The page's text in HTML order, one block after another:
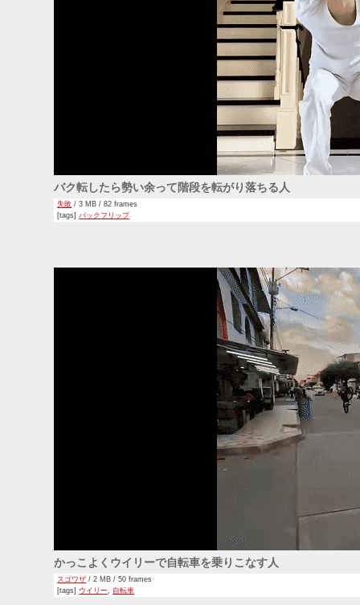
バク転したら勢い余って階段を転がり落ちる人
失敗 / 3 MB / 82 frames
[tags]バックフリップ
かっこよくウイリーで自転車を乗りこなす人
スゴワザ / 2 MB / 50 frames
[tags] ウイリー, 自転車